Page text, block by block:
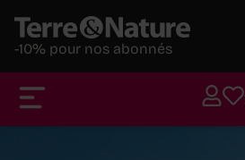
-10% pour nos abonnés